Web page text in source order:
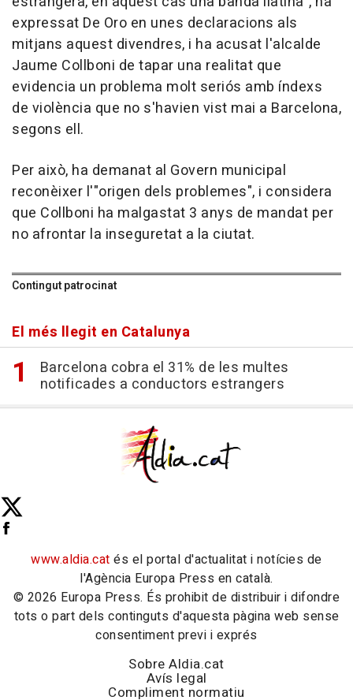
expressat De Oro en unes declaracions als
mitjans aquest divendres, i ha acusat l'alcalde
Jaume Collboni de tapar una realitat que
evidencia un problema molt seriós amb índexs
de violència que no s'havien vist mai a Barcelona,
segons ell.
Per això, ha demanat al Govern municipal
reconèixer l'"origen dels problemes", i considera
que Collboni ha malgastat 3 anys de mandat per
no afrontar la inseguretat a la ciutat.
Contingut patrocinat
El més llegit en Catalunya
Barcelona cobra el 31% de les multes
notificades a conductors estrangers
www.aldia.cat és el portal d'actualitat i notícies de
l'Agència Europa Press en català.
© 2026 Europa Press. És prohibit de distribuir i difondre
tots o part dels continguts d'aquesta pàgina web sense
consentiment previ i exprés
Sobre Aldia.cat
Avís legal
Compliment normatiu